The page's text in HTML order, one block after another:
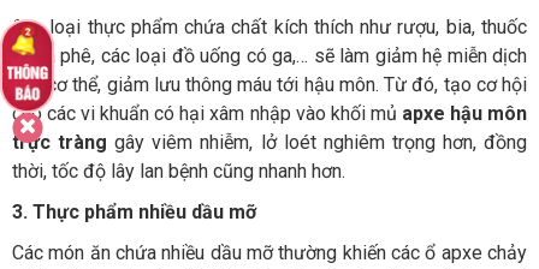
Các loại thực phẩm chứa chất kích thích như rượu, bia, thuốc
lá, cà phê, các loại đồ uống có ga,… sẽ làm giảm hệ miễn dịch
của cơ thể, giảm lưu thông máu tới hậu môn. Từ đó, tạo cơ hội
cho các vi khuẩn có hại xâm nhập vào khối mủ apxe hậu môn
trực tràng gây viêm nhiễm, lở loét nghiêm trọng hơn, đồng
thời, tốc độ lây lan bệnh cũng nhanh hơn.
3. Thực phẩm nhiều dầu mỡ
Các món ăn chứa nhiều dầu mỡ thường khiến các ổ apxe chảy